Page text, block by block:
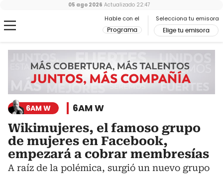
Hable con el
Programa
Selecciona tu emisora
Elige tu emisora
05 ago 2026 Actualizado 22:47
6AM W 6AM W
Wikimujeres, el famoso grupo
de mujeres en Facebook,
empezará a cobrar membresías
A raíz de la polémica, surgió un nuevo grupo